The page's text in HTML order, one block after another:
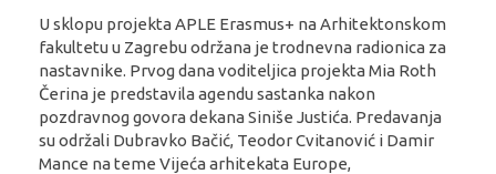
U sklopu projekta APLE Erasmus+ na Arhitektonskom
fakultetu u Zagrebu održana je trodnevna radionica za
nastavnike. Prvog dana voditeljica projekta Mia Roth
Čerina je predstavila agendu sastanka nakon
pozdravnog govora dekana Siniše Justića. Predavanja
su održali Dubravko Bačić, Teodor Cvitanović i Damir
Mance na teme Vijeća arhitekata Europe,